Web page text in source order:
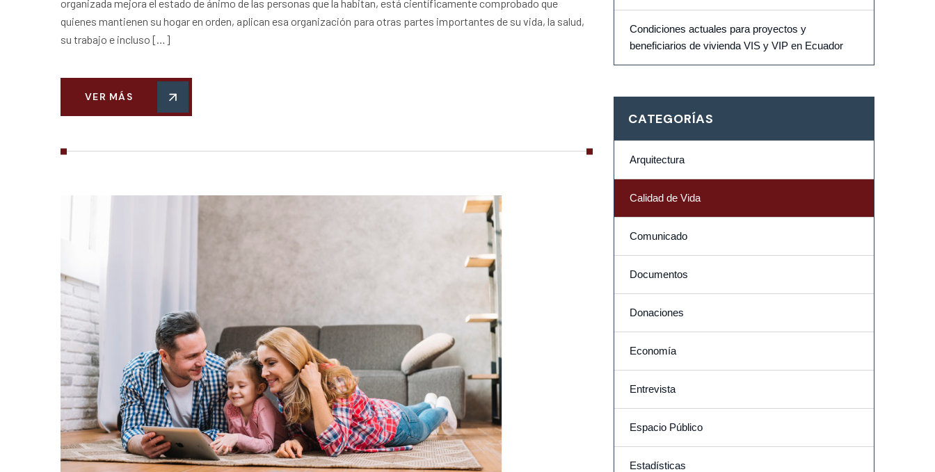
organizada mejora el estado de ánimo de las personas que la habitan, está científicamente comprobado que
quienes mantienen su hogar en orden, aplican esa organización para otras partes importantes de su vida, la salud,
su trabajo e incluso […]
VER MÁS
Condiciones actuales para proyectos y
beneficiarios de vivienda VIS y VIP en Ecuador
CATEGORÍAS
Arquitectura
Calidad de Vida
Comunicado
Documentos
Donaciones
Economía
Entrevista
Espacio Público
Estadísticas